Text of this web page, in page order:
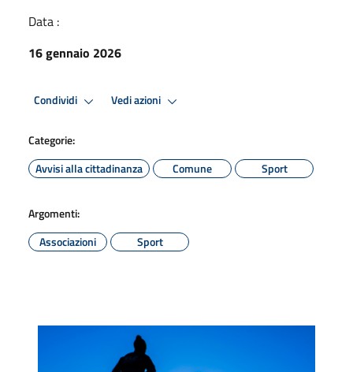
Data :
16 gennaio 2026
Condividi Vedi azioni
Categorie:
Avvisi alla cittadinanza
Comune Sport
Argomenti:
Associazioni
Sport